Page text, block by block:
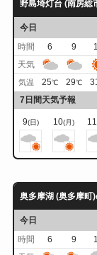
野島埼灯台 (南房総
今日
時間
6 9
天気
気温 25℃ 29℃
7日間天気予報
9(日) 10(月) 11
奥多摩湖 (奥多摩町
今日
時間
6 9